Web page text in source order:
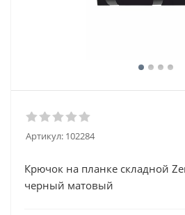
Артикул: 102284
Крючок на планке складной
черный матовый